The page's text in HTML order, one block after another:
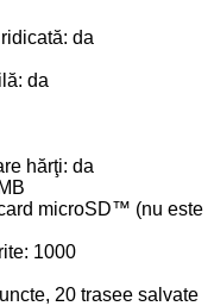
da
da
hărţi: da
microSD™ (nu este
1000
20 trasee salvate